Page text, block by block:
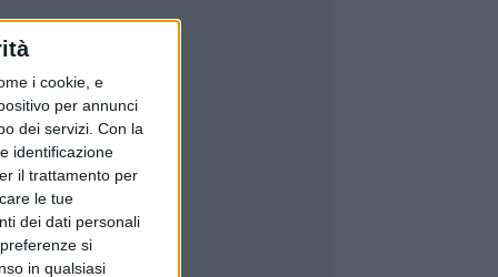
i cookie, e
per annunci
dei servizi. Con la
identificazione
il trattamento per
le tue
dei dati personali
si
in qualsiasi